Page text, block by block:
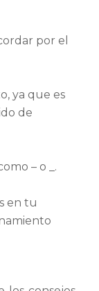
por el
ya que es
de
– o _.
en tu